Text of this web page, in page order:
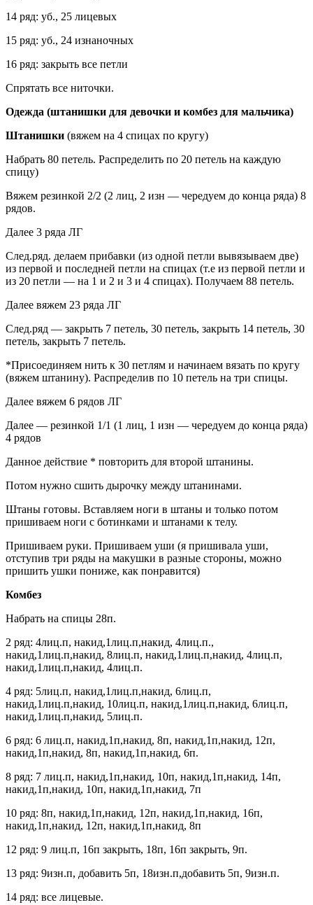
14 ряд: уб., 25 лицевых
15 ряд: уб., 24 изнаночных
16 ряд: закрыть все петли
Спрятать все ниточки.
Одежда (штанишки для девочки и комбез для мальчика)
Штанишки (вяжем на 4 спицах по кругу)
Набрать 80 петель. Распределить по 20 петель на каждую
спицу)
Вяжем резинкой 2/2 (2 лиц, 2 изн — чередуем до конца ряда) 8
рядов.
Далее 3 ряда ЛГ
След.ряд. делаем прибавки (из одной петли вывязываем две)
из первой и последней петли на спицах (т.е из первой петли и
из 20 петли — на 1 и 2 и 3 и 4 спицах). Получаем 88 петель.
Далее вяжем 23 ряда ЛГ
След.ряд — закрыть 7 петель, 30 петель, закрыть 14 петель, 30
петель, закрыть 7 петель.
*Присоединяем нить к 30 петлям и начинаем вязать по кругу
(вяжем штанину). Распределив по 10 петель на три спицы.
Далее вяжем 6 рядов ЛГ
Далее — резинкой 1/1 (1 лиц, 1 изн — чередуем до конца ряда)
4 рядов
Данное действие * повторить для второй штанины.
Потом нужно сшить дырочку между штанинами.
Штаны готовы. Вставляем ноги в штаны и только потом
пришиваем ноги с ботинками и штанами к телу.
Пришиваем руки. Пришиваем уши (я пришивала уши,
отступив три ряды на макушки в разные стороны, можно
пришить ушки пониже, как понравится)
Комбез
Набрать на спицы 28п.
2 ряд: 4лиц.п, накид,1лиц.п,накид, 4лиц.п.,
накид,1лиц.п,накид, 8лиц.п, накид,1лиц.п,накид, 4лиц.п,
накид,1лиц.п,накид, 4лиц.п.
4 ряд: 5лиц.п, накид,1лиц.п,накид, 6лиц.п,
накид,1лиц.п,накид, 10лиц.п, накид,1лиц.п,накид, 6лиц.п,
накид,1лиц.п,накид, 5лиц.п.
6 ряд: 6 лиц.п, накид,1п,накид, 8п, накид,1п,накид, 12п,
накид,1п,накид, 8п, накид,1п,накид, 6п.
8 ряд: 7 лиц.п, накид,1п,накид, 10п, накид,1п,накид, 14п,
накид,1п,накид, 10п, накид,1п,накид, 7п
10 ряд: 8п, накид,1п,накид, 12п, накид,1п,накид, 16п,
накид,1п,накид, 12п, накид,1п,накид, 8п
12 ряд: 9 лиц.п, 16п закрыть, 18п, 16п закрыть, 9п.
13 ряд: 9изн.п, добавить 5п, 18изн.п,добавить 5п, 9изн.п.
14 ряд: все лицевые.